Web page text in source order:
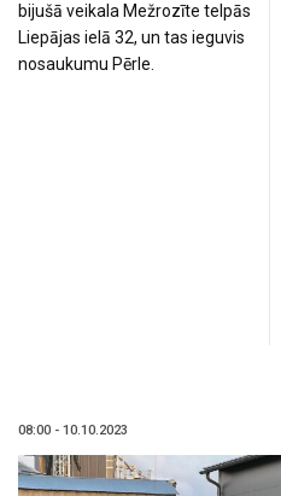
bijušā veikala Mežrozīte telpās
Liepājas ielā 32, un tas ieguvis
nosaukumu Pērle.
08:00 - 10.10.2023